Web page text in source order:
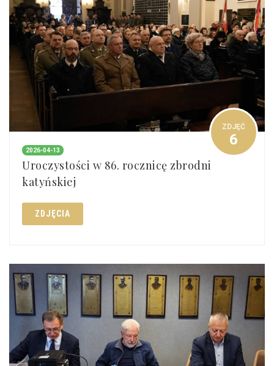
ZDJĘĆ
6
2026-04-13
Uroczystości w 86. rocznicę zbrodni
katyńskiej
ZDJĘCIA